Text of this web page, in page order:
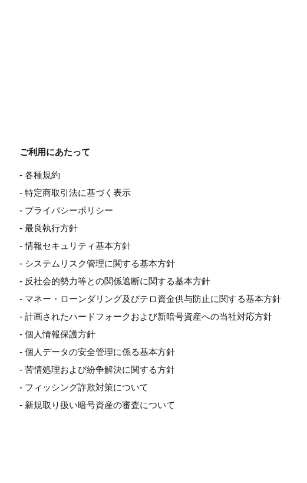
ご利用にあたって
- 各種規約
- 特定商取引法に基づく表示
- プライバシーポリシー
- 最良執行方針
- 情報セキュリティ基本方針
- システムリスク管理に関する基本方針
- 反社会的勢力等との関係遮断に関する基本方針
- マネー・ローンダリング及びテロ資金供与防止に関する基本方針
- 計画されたハードフォークおよび新暗号資産への当社対応方針
- 個人情報保護方針
- 個人データの安全管理に係る基本方針
- 苦情処理および紛争解決に関する方針
- フィッシング詐欺対策について
- 新規取り扱い暗号資産の審査について